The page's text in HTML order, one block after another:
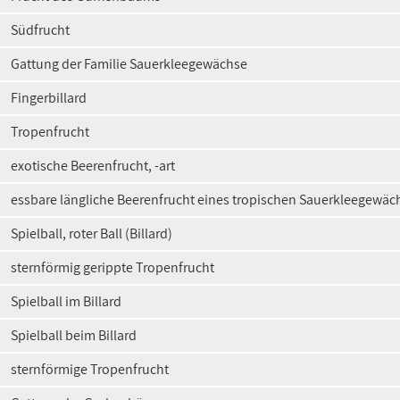
Südfrucht
Gattung der Familie Sauerkleegewächse
Fingerbillard
Tropenfrucht
exotische Beerenfrucht, -art
essbare längliche Beerenfrucht eines tropischen
Spielball, roter Ball (Billard)
sternförmig gerippte Tropenfrucht
Spielball im Billard
Spielball beim Billard
sternförmige Tropenfrucht